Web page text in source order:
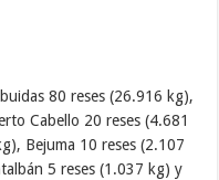
80 reses (26.916 kg),
Cabello 20 reses (4.681
Bejuma 10 reses (2.107
5 reses (1.037 kg) y